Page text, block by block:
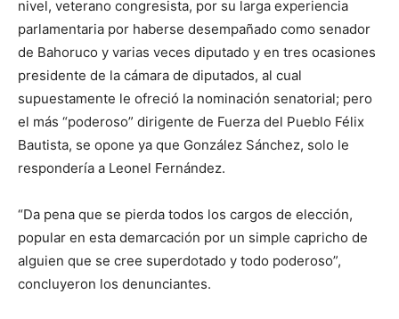
nivel, veterano congresista, por su larga experiencia
parlamentaria por haberse desempañado como senador
de Bahoruco y varias veces diputado y en tres ocasiones
presidente de la cámara de diputados, al cual
supuestamente le ofreció la nominación senatorial; pero
el más “poderoso” dirigente de Fuerza del Pueblo Félix
Bautista, se opone ya que González Sánchez, solo le
respondería a Leonel Fernández.
“Da pena que se pierda todos los cargos de elección,
popular en esta demarcación por un simple capricho de
alguien que se cree superdotado y todo poderoso”,
concluyeron los denunciantes.